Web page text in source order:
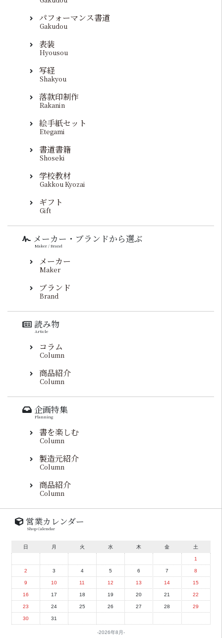
パフォーマンス書道
Gakudou
表装
Hyousou
写経
Shakyou
落款印制作
Rakanin
絵手紙セット
Etegami
書道書籍
Shoseki
学校教材
Gakkou Kyozai
ギフト
Gift
メーカー・ブランドから選ぶ
Maker / Brand
メーカー
Maker
ブランド
Brand
読み物
Article
コラム
Column
商品紹介
Column
企画特集
Planning
書を楽しむ
Column
製造元紹介
Column
商品紹介
Column
営業カレンダー
Shop Calendar
2026年8月
日 月 火 水 木 金 土
1
2 3 4 5 6 7 8
9 10 11 12 13 14 15
16 17 18 19 20 21 22
23 24 25 26 27 28 29
30 31